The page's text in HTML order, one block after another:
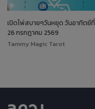
เปิดไพ่สบายๆวันหยุด วันอาทิตย์ที่
26 กรกฎาคม 2569
Tammy Magic Tarot